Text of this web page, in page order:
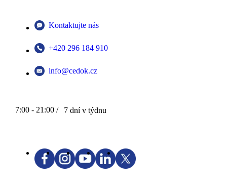
Kontaktujte nás
+420 296 184 910
info@cedok.cz
7:00 - 21:00 / 7 dní v týdnu